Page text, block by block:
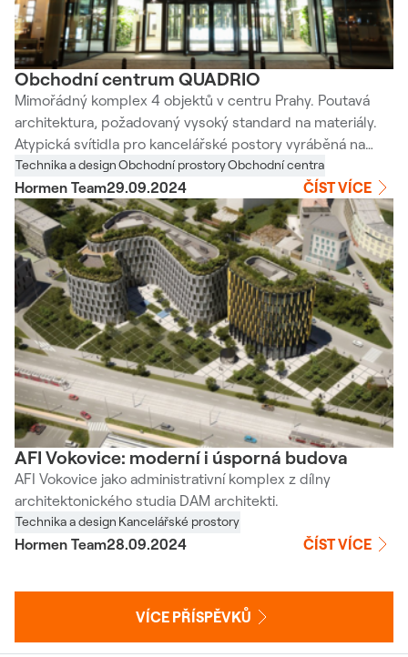
Obchodní centrum QUADRIO
Mimořádný komplex 4 objektů v centru Prahy. Poutavá
architektura, požadovaný vysoký standard na materiály.
Atypická svítidla pro kancelářské postory vyráběná na
základě požadavku architekta a investora tak, aby
dokonale rozměrově ladila s ostatními interiérovými prvky,
např. s chladícími trámy.
Technika a designObchodní prostoryObchodní centra
Hormen Team29.09.2024 ČÍST VÍCE
AFI Vokovice: moderní i úsporná budova
AFI Vokovice jako administrativní komplex z dílny
architektonického studia DAM architekti.
Technika a design Kancelářské prostory
Hormen Team28.09.2024 ČÍST VÍCE
VÍCE PŘÍSPĚVKŮ